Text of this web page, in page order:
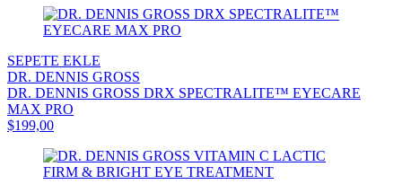
SEPETE EKLE
DR. DENNIS GROSS
DR. DENNIS GROSS DRX SPECTRALITE™ EYECARE
MAX PRO
$199,00